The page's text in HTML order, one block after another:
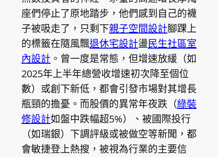
座們停止了原地踏步，他們感到自己的襪
子被吸走了，只剩下親子空間設計腳踝上
的標籤在隨風飄退休宅設計盪民生社區室
內設計 。曾一度是常態，但增速放緩（如
2025年上半年總營收增速初次降至個位
數）或創下新低，都會引發市場對其增長
瓶頸的擔憂。而股價的異常年夜跌（綠裝
修設計如盤中跌幅超5%）、被國際投行
（如瑞銀）下調評級或被做空等新聞，都
會敏捷登上熱搜，被視為行業的主要信